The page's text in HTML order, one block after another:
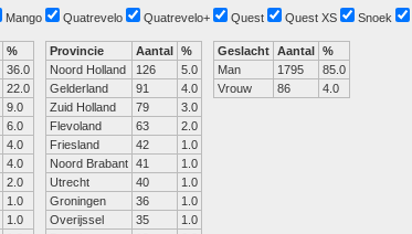
Mango Quatrevelo Quatrevelo+ Quest Quest XS Snoek
%
36.0
22.0
9.0
6.0
4.0
4.0
2.0
1.0
1.0
Provincie Aantal %
Noord Holland
126
5.0
Gelderland
91
4.0
Zuid Holland
79
3.0
Flevoland
63
2.0
Friesland
42
1.0
Noord Brabant 41
1.0
Utrecht
40
1.0
Groningen
36
1.0
Overijssel
35
1.0
Geslacht Aantal %
Man
1795
85.0
Vrouw
86 4.0